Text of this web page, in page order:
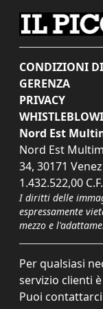
CONDIZIONI
GERENZA
PRIVACY
Nord Est
Nord Est
34, 30171
1.432.522,00
I diritti delle
espressamente
mezzo e
Per qualsiasi
servizio clienti
Puoi